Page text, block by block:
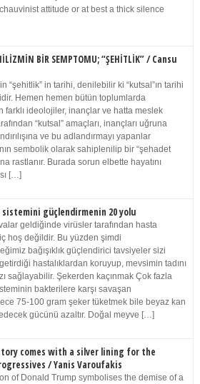
attitude or at best a thick silence
BİR SEMPTOMU; “ŞEHİTLİK” / Cansu
“şehitlik” in tarihi, denilebilir ki “kutsal”ın tarihi
Hemen hemen bütün toplumlarda
farklı ideolojiler, inançlar ve hatta meslek
“kutsal” amaçları, inançları uğruna
ve bu adlandırmayı yapanlar
sembolik olarak sahiplenilip bir “şehadet
rastlanır. Burada sorun elbette hayatını
[…]
sistemini güçlendirmenin 20 yolu
geldiğinde virüsler tarafından hasta
hoş değildir. Bu yüzden şimdi
bağışıklık güçlendirici tavsiyeler sizi
hastalıklardan koruyup, mevsimin tadını
sağlayabilir. Şekerden kaçınmak Çok fazla
bakterilere karşı savaşan
75-100 gram şeker tüketmek bile beyaz kan
gücünü azaltır. Doğal meyve […]
comes with a silver lining for the
/ Yanis Varoufakis
of Donald Trump symbolises the demise of a